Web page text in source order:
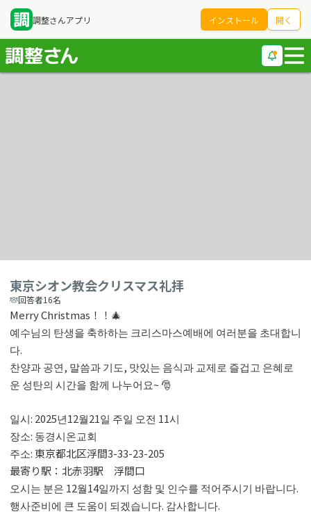
調整さんアプリ インストール 開く
東京シオン教会クリスマス礼拝
回答者16名
Merry Christmas！！🎄
예수님의 탄생을 축하하는 크리스마스예배에 여러분을 초대합니
다.
찬양과 공연, 말씀과 기도, 맛있는 음식과 교제로 즐겁고 은혜로
운 성탄의 시간을 함께 나누어요~ 🎅
일시: 2025년12월21일 주일 오전 11시
장소: 동경시온교회
주소: 東京都北区浮間3-33-23-205
最寄り駅：北赤羽駅 浮間口
오시는 분은 12월14일까지 성함 및 인수를 적어주시기 바랍니다.
행사준비에 큰 도움이 되겠습니다. 감사합니다.